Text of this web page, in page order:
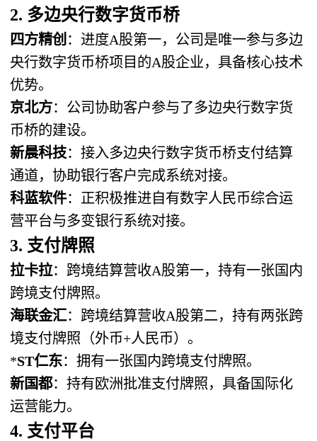
2. 多边央行数字货币桥
四方精创 ：进度A股第一，公司是唯一参与多边
央行数字货币桥项目的A股企业，具备核心技术
优势。
京北方：公司协助客户参与了多边央行数字货
币桥的建设。
新晨科技：接入多边央行数字货币桥支付结算
通道，协助银行客户完成系统对接。
科蓝软件：正积极推进自有数字人民币综合运
营平台与多变银行系统对接。
3. 支付牌照
拉卡拉：跨境结算营收A股第一，持有一张国内
跨境支付牌照。
海联金汇：跨境结算营收A股第二，持有两张跨
境支付牌照（外币+人民币）。
*ST仁东：拥有一张国内跨境支付牌照。
新国都：持有欧洲批准支付牌照，具备国际化
运营能力。
4. 支付平台